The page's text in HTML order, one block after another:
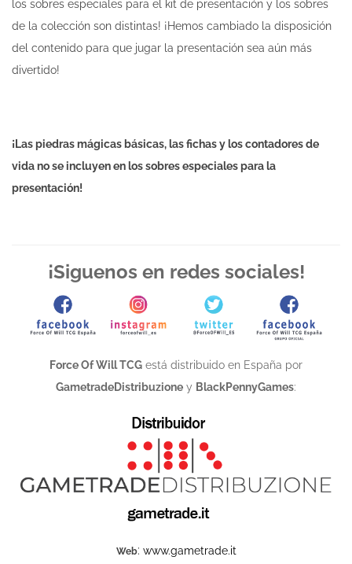
los sobres especiales para el kit de presentación y los sobres
de la colección son distintas! ¡Hemos cambiado la disposición
del contenido para que jugar la presentación sea aún más
divertido!
¡Las piedras mágicas básicas, las fichas y los contadores de
vida no se incluyen en los sobres especiales para la
presentación!
¡Siguenos en redes sociales!
Force Of Will TCG está distribuido en España por
GametradeDistribuzione y BlackPennyGames:
Web: www.gametrade.it